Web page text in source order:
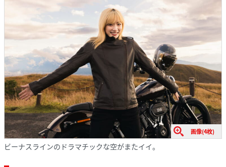
画像(4枚)
ビーナスラインのドラマチックな空がまたイイ。